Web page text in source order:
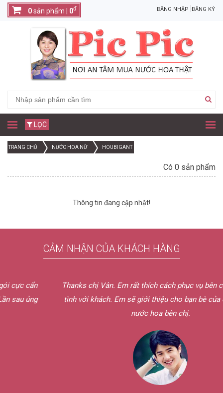
ĐĂNG NHẬP ĐĂNG KÝ
0sản phẩm | 0đ
LỌC
TRANG CHỦ NƯỚC HOA NỮ HOUBIGANT
Có 0 sản phẩm
Thông tin đang cập nhật!
CẢM NHẬN CỦA KHÁCH HÀNG
Thanks chị Vân. Em rất thích cách phục vụ bên chị, rất
tình với khách. Em sẽ giới thiệu cho bạn bè của em ủng
nước hoa bên chị.